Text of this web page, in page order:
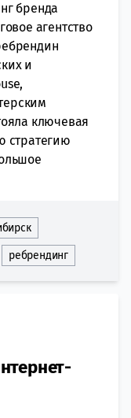
бренда
агентство
и
ключевая
стратегию
ребрендинг